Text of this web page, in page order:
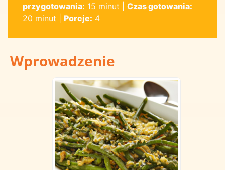
przygotowania: 15 minut
Czas gotowania:
20 minut
Porcje: 4
Wprowadzenie